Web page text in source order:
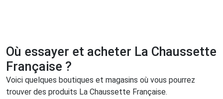
Où essayer et acheter La Chaussette
Française ?
Voici quelques boutiques et magasins où vous pourrez
trouver des produits La Chaussette Française.